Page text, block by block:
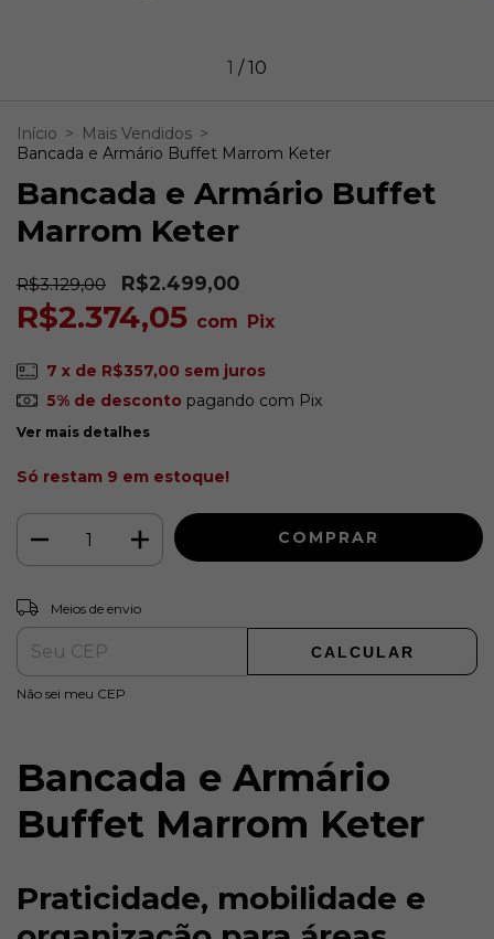
1 / 10
Início > Mais Vendidos >
Bancada e Armário Buffet Marrom Keter
Bancada e Armário Buffet
Marrom Keter
R$3.129,00 R$2.499,00
R$2.374,05 com Pix
7 x de R$357,00 sem juros
5% de desconto pagando com Pix
Ver mais detalhes
Só restam 9 em estoque!
Entregas para o CEP:
Meios de envio
CALCULAR
Não sei meu CEP
Bancada e Armário
Buffet Marrom Keter
Praticidade, mobilidade e